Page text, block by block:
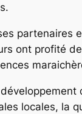
partenaires
ont profité
locales, la